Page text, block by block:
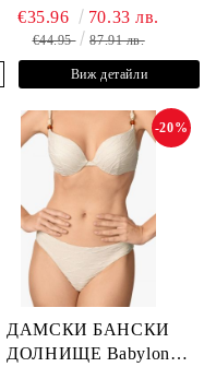
L2605-Z-MCB MARC &
ANDRE
€35.96 70.33 лв.
€44.95 87.91 лв.
Виж детайли
ДАМСКИ БАНСКИ
ДОЛНИЩЕ Babylon
-20%